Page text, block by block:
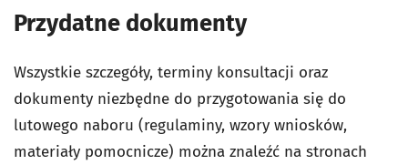
Przydatne dokumenty
Wszystkie szczegóły, terminy konsultacji oraz
dokumenty niezbędne do przygotowania się do
lutowego naboru (regulaminy, wzory wniosków,
materiały pomocnicze) można znaleźć na stronach